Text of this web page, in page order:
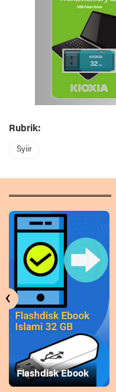
Rubrik:
Syiir
Flashdisk Ebook
‹